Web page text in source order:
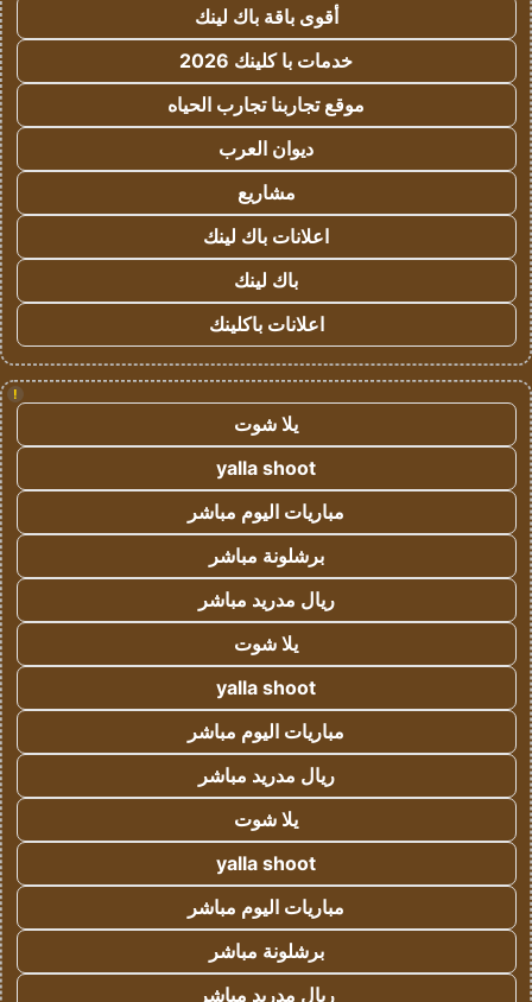
أقوى باقة باك لينك
خدمات با كلينك 2026
موقع تجاربنا تجارب الحياه
ديوان العرب
مشاريع
اعلانات باك لينك
باك لينك
اعلانات باكلينك
!
يلا شوت
yalla shoot
مباريات اليوم مباشر
برشلونة مباشر
ريال مدريد مباشر
يلا شوت
yalla shoot
مباريات اليوم مباشر
ريال مدريد مباشر
يلا شوت
yalla shoot
مباريات اليوم مباشر
برشلونة مباشر
ريال مدريد مباشر